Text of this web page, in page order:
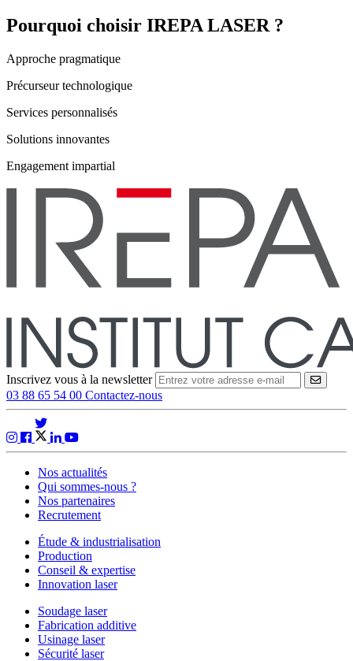
Pourquoi choisir IREPA LASER ?
Approche pragmatique
Précurseur technologique
Services personnalisés
Solutions innovantes
Engagement impartial
Inscrivez vous à la newsletter
03 88 65 54 00 Contactez-nous
Nos actualités
Qui sommes-nous ?
Nos partenaires
Recrutement
Étude & industrialisation
Production
Conseil & expertise
Innovation laser
Soudage laser
Fabrication additive
Usinage laser
Sécurité laser